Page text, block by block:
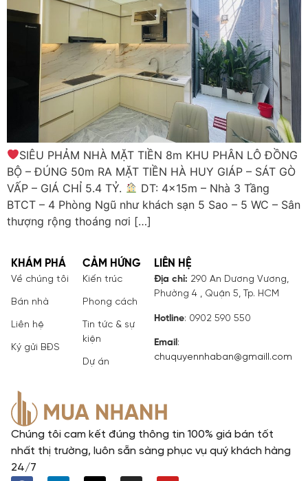
SIÊU PHẢM NHÀ MẶT TIỀN 8m KHU PHÂN LÔ ĐỒNG
BỘ – ĐÚNG 50m RA MẶT TIỀN HÀ HUY GIÁP – SÁT GÒ
VẤP – GIÁ CHỈ 5.4 TỶ.
DT: 4x15m – Nhà 3 Tầng
BTCT – 4 Phòng Ngũ như khách sạn 5 Sao – 5 WC – Sân
thượng rộng thoáng nơi […]
Chúng tôi cam kết đúng thông tin 100% giá bán tốt
nhất thị trường, luôn sẵn sàng phục vụ quý khách hàng
24/7
KHÁM PHÁ
Về chúng tôi
Bán nhà
Liên hệ
Ký gửi BĐS
CẢM HỨNG
Kiến trúc
Phong cách
Tin tức & sự
kiện
Dự án
LIÊN HỆ
Địa chỉ: 290 An Dương Vương,
Phường 4 , Quận 5, Tp. HCM
Hotline: 0902 590 550
Email :
chuquyennhaban@gmaill.com